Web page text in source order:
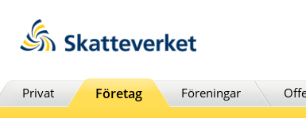
Privat Företag Föreningar